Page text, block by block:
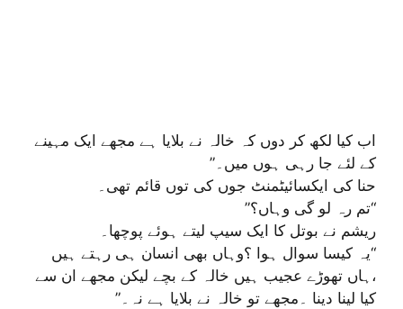
اب کیا لکھ کر دوں کہ خالہ نے بلایا ہے مجھے ایک مہینے
کے لئے جا رہی ہوں میں۔”
حنا کی ایکسائیٹمنٹ جوں کی توں قائم تھی۔
“تم رہ لو گی وہاں؟”
ریشم نے بوتل کا ایک سیپ لیتے ہوئے پوچھا۔
“یہ کیسا سوال ہوا ؟وہاں بھی انسان ہی رہتے ہیں
،ہاں تھوڑے عجیب ہیں خالہ کے بچے لیکن مجھے ان سے
کیا لینا دینا ۔مجھے تو خالہ نے بلایا ہے نہ۔”